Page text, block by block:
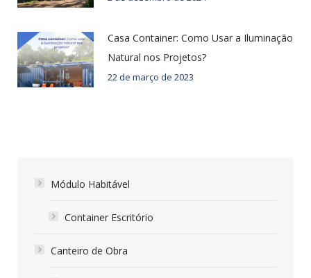
Casa Container: Como Usar a Iluminação
Natural nos Projetos?
22 de março de 2023
Módulo Habitável
Container Escritório
Canteiro de Obra